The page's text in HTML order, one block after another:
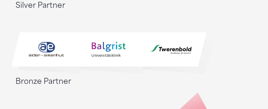
Silver Partner
Bronze Partner